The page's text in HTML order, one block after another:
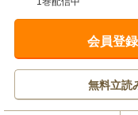
会員登
無料立読